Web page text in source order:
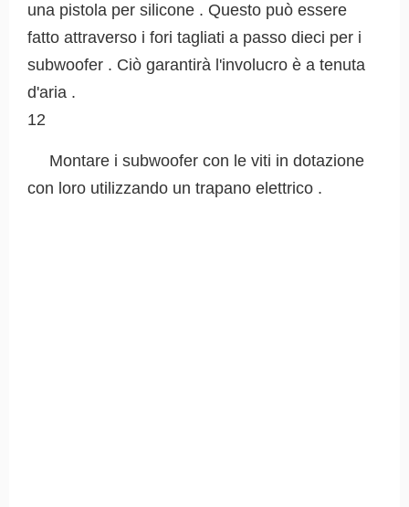
una pistola per silicone . Questo può essere
fatto attraverso i fori tagliati a passo dieci per i
subwoofer . Ciò garantirà l'involucro è a tenuta
d'aria .
12
Montare i subwoofer con le viti in dotazione
con loro utilizzando un trapano elettrico .